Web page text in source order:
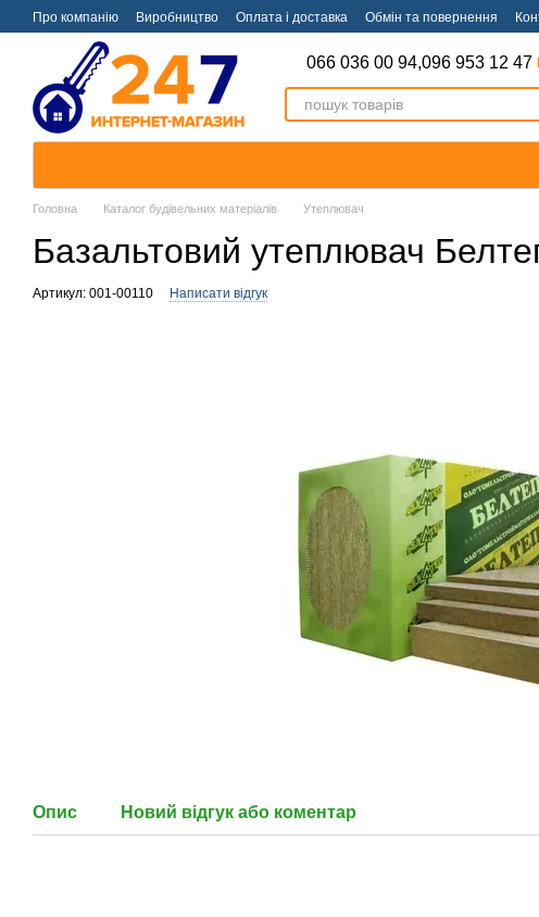
Перейти к основному контенту
Про компанію Виробництво Оплата і доставка Обмін та повернення
066 036 00 94,096 953 12 47
Головна Каталог будівельних матеріалів Утеплювач
Базальтовий утеплювач
Артикул: 001-00110 Написати відгук
Опис Новий відгук або коментар